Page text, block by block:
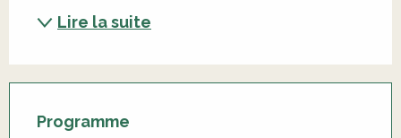
Lire la suite
Programme